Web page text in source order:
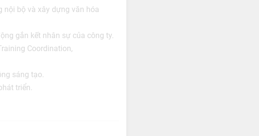
bộ và xây dựng văn hóa
gắn kết nhân sự của công ty.
Coordination,
sáng tạo.
triển.